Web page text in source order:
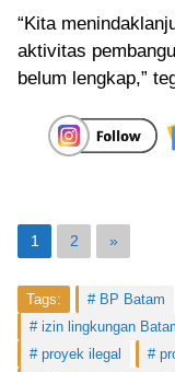
“Kita
aktivitas
belum lengkap,”
1 2 »
Tags: BP Batam
izin lingkungan
proyek ilegal